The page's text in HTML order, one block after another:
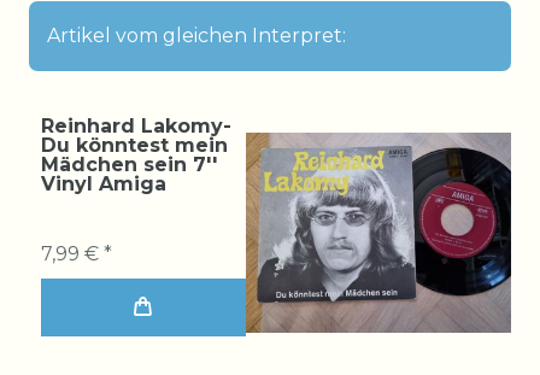
Artikel vom gleichen Interpret:
Reinhard Lakomy-
Du könntest mein
Mädchen sein 7''
Vinyl Amiga
7,99 € *